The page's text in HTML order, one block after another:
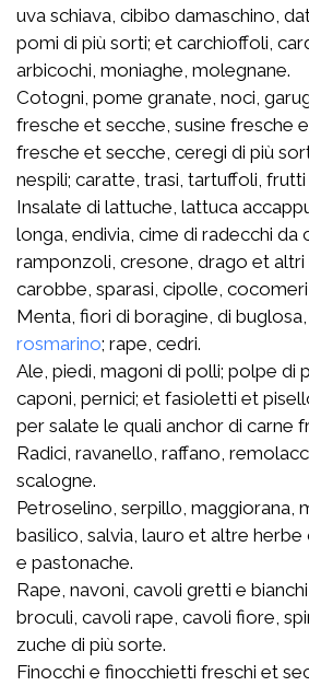
uva schiava, cibibo damaschino,
pomi di più sorti; et carchioffoli,
arbicochi, moniaghe, molegnane.
Cotogni, pome granate, noci,
fresche et secche, susine fresche
fresche et secche, ceregi di più
nespili; caratte, trasi, tartuffoli,
Insalate di lattuche, lattuca
longa, endivia, cime di radecchi da
ramponzoli, cresone, drago et altri
carobbe, sparasi, cipolle,
Menta, fiori di boragine, di
rosmarino; rape, cedri.
Ale, piedi, magoni di polli; polpe di
caponi, pernici; et fasioletti et
per salate le quali anchor di carne
Radici, ravanello, raffano,
scalogne.
Petroselino, serpillo, maggiorana,
basilico, salvia, lauro et altre
e pastonache.
Rape, navoni, cavoli gretti e
broculi, cavoli rape, cavoli fiore,
zuche di più sorte.
Finocchi e finocchietti freschi et